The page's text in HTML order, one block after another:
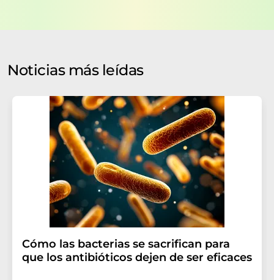
de nuestrapolítica de protección de datos. LUMITOS
electrónico a efectos publicitarios o de investigación de
mercado y opinión. Puede revocar en todo momento su
de indicar los motivos informando por correo postal a
LUMITOS AG, Ernst-Augustin-Str. 2, 12489 Berlín
(Alemania) o por correo electrónico a
revoke@lumitos.com . Además, en cada correo
electrónico se incluye un enlace para anular la
suscripción al boletín informativo correspondiente.
Noticias más leídas
Cómo las bacterias se sacrifican para
que los antibióticos dejen de ser eficaces